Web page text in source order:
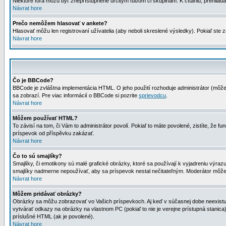
Návrat hore
Prečo nemôžem hlasovať v ankete?
Hlasovať môžu len registrovaní užívatelia (aby neboli skreslené výsledky). Pokiaľ ste
Návrat hore
Čo je BBCode?
BBCode je zvláštna implementácia HTML. O jeho použití rozhoduje administrátor
sa zobrazí. Pre viac informácií o BBCode si pozrite sprievodcu
Návrat hore
Môžem používať HTML?
To závisí na tom, či Vám to administrátor povolí. Pokiaľ to máte povolené, zistíte, že
príspevok od příspěvku zakázať.
Návrat hore
Čo to sú smajlíky?
Smajlíky, či emotikony sú malé grafické obrázky, ktoré sa používají k vyjadreniu
smajlíky nadmerne nepoužívať, aby sa príspevok nestal nečitateľným. Moderátor
Návrat hore
Môžem pridávať obrázky?
Obrázky sa môžu zobrazovať vo Vašich príspevkoch. Aj keď v súčasnej dobe
vytvárať odkazy na obrázky na vlastnom PC (pokiaľ to nie je verejne prístupná
príslušné HTML (ak je povolené).
Návrat hore